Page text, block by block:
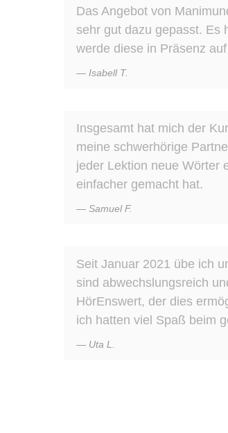
Das Angebot von
sehr gut dazu gepasst. Es
werde diese in Präsenz
Isabell T.
Insgesamt hat mich der
meine schwerhörige
jeder Lektion neue Wörter
einfacher gemacht hat.
Samuel F.
Seit Januar 2021 übe ich
sind abwechslungsreich
HörEnswert, der dies
ich hatten viel Spaß beim
Uta L.